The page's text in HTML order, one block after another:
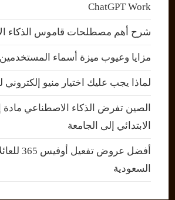
ChatGPT Work
شرح أهم مصطلحات قاموس الذكاء
مزايا وعيوب ميزة أسماء
لماذا يجب عليك اختيار منيو
الصين تفرض الذكاء الاصطناعي مادة
الابتدائي إلى الجامعة
أفضل عروض
السعودية